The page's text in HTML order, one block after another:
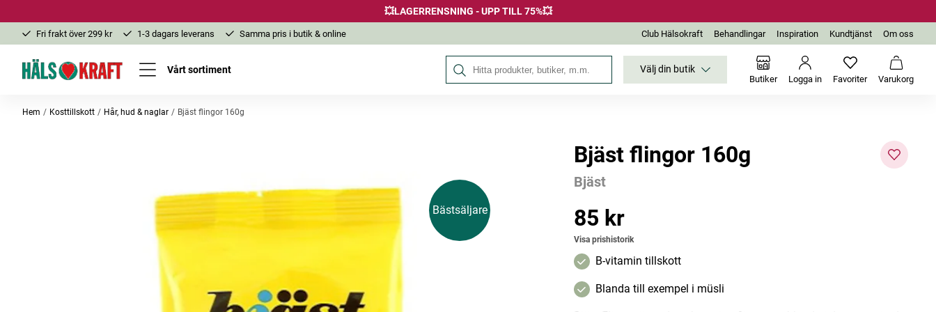
💥LAGERRENSNING - UPP TILL 75%💥
Fri frakt över 299 kr 1-3 dagars leverans Samma pris i butik & online Club Hälsokraft Behandlingar Inspiration Kundtjänst Om oss
Vårt sortiment Sök på Hälsokraft Välj din butik
Butiker Logga in FavoriterInga favoriter
Varukorg
Hem Kosttillskott Hår, hud & naglar Bjäst flingor 160g
Andra köpte också
-20% Bästsäljare
Bjäst flingor 160g
Bjäst
Pris: 85 kr
85 kr
Visa prishistorik
B-vitamin tillskott
Blanda till exempel i müsli